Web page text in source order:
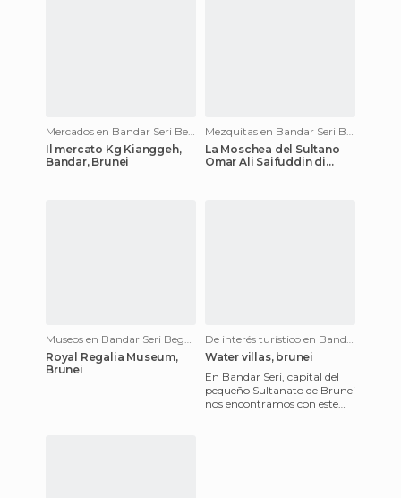
Mercados en Bandar Seri Begawan
Il mercato Kg Kianggeh,
Bandar, Brunei
Mezquitas en Bandar Seri Begawan
La Moschea del Sultano
Omar Ali Saifuddin di
Museos en Bandar Seri Begawan
Royal Regalia Museum,
Brunei
De interés turístico en Bandar Seri Begawan
Water villas, brunei
En Bandar Seri, capital del
pequeño Sultanato de Brunei
nos encontramos con este